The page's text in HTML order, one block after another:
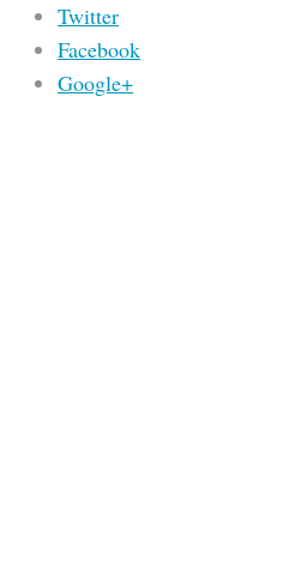
Twitter
Facebook
Google+